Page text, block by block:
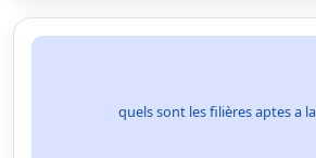
quels sont les filières aptes a